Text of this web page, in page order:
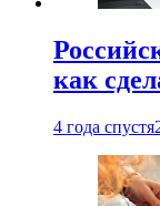
как
4 года спустя